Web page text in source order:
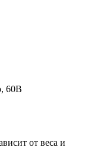
60В
от веса и